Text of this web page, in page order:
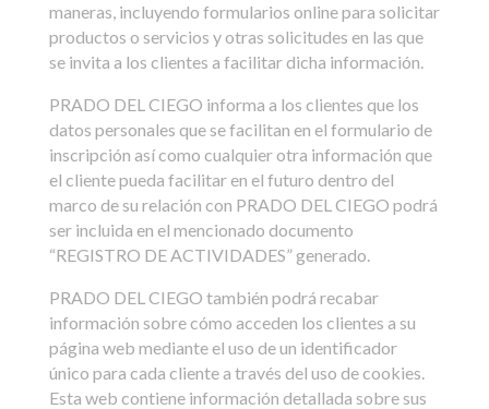
maneras, incluyendo formularios online para solicitar
productos o servicios y otras solicitudes en las que
se invita a los clientes a facilitar dicha información.
PRADO DEL CIEGO informa a los clientes que los
datos personales que se facilitan en el formulario de
inscripción así como cualquier otra información que
el cliente pueda facilitar en el futuro dentro del
marco de su relación con PRADO DEL CIEGO podrá
ser incluida en el mencionado documento
“REGISTRO DE ACTIVIDADES” generado.
PRADO DEL CIEGO también podrá recabar
información sobre cómo acceden los clientes a su
página web mediante el uso de un identificador
único para cada cliente a través del uso de cookies.
Esta web contiene información detallada sobre sus